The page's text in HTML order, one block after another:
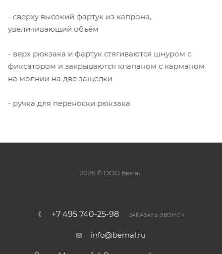
- сверху высокий фартук из капрона,
увеличивающий объём
- верх рюкзака и фартук стягиваются шнуром с
фиксатором и закрываются клапаном с карманом
на молнии на две защёлки
- ручка для переноски рюкзака
2026 © ООО Бемал
+7 495 740-25-98 ЗАКАЗАТЬ ЗВОНОК
info@bemal.ru